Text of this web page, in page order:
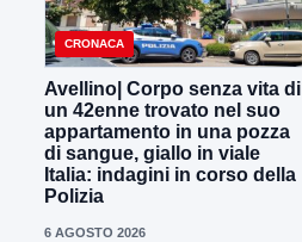
CRONACA
Avellino| Corpo senza vita di
un 42enne trovato nel suo
appartamento in una pozza
di sangue, giallo in viale
Italia: indagini in corso della
Polizia
6 AGOSTO 2026